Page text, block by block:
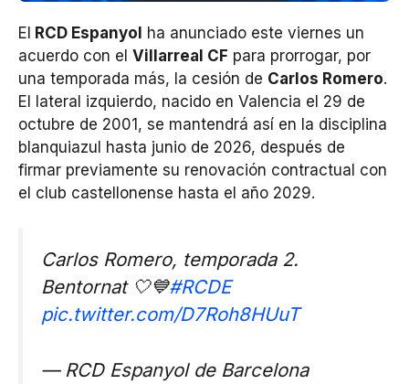
El RCD Espanyol ha anunciado este viernes un
acuerdo con el Villarreal CF para prorrogar, por
una temporada más, la cesión de Carlos Romero.
El lateral izquierdo, nacido en Valencia el 29 de
octubre de 2001, se mantendrá así en la disciplina
blanquiazul hasta junio de 2026, después de
firmar previamente su renovación contractual con
el club castellonense hasta el año 2029.
Carlos Romero, temporada 2.
Bentornat 🤍💙#RCDE
pic.twitter.com/D7Roh8HUuT
— RCD Espanyol de Barcelona